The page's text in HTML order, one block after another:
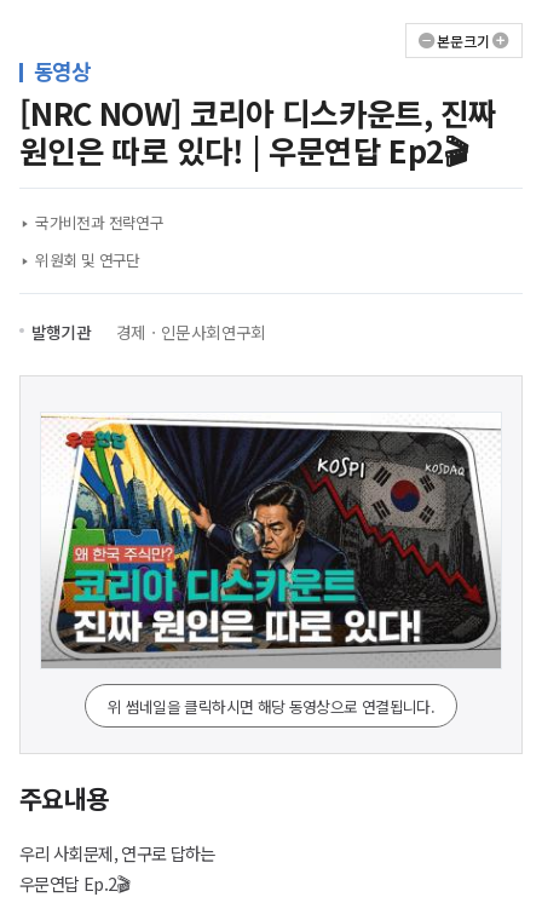
동영상
[NRC NOW] 코리아 디스카운트, 진짜
원인은 따로 있다! | 우문연답 Ep2🎬
국가비전과 전략연구
위원회 및 연구단
본문크기
발행기관 경제ㆍ인문사회연구회
위 썸네일을 클릭하시면 해당 동영상으로 연결됩니다.
주요내용
우리 사회문제, 연구로 답하는
우문연답 Ep.2🎬